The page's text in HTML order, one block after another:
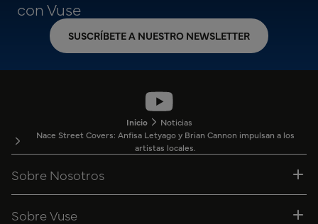
con Vuse
SUSCRÍBETE A NUESTRO NEWSLETTER
Inicio
Noticias
Nace Street Covers: Anfisa Letyago y Brian Cannon impulsan a los
artistas locales.
Sobre Nosotros
Sobre Vuse